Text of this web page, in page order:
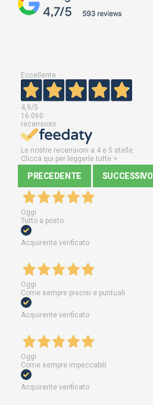
Eccellente
4,9/5
16.060
recensioni
Le nostre recensioni a 4 e 5 stelle.
Clicca qui per leggerle tutte >
PRECEDENTE SUCCESSIVO
Oggi
Tutto a posto
Acquirente verificato
Oggi
Come sempre precisi e puntuali
Acquirente verificato
Oggi
Come sempre impeccabili
Acquirente verificato